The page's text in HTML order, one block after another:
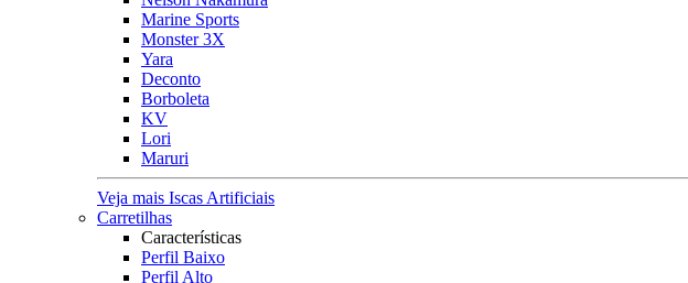
Marine Sports
Monster 3X
Yara
Deconto
Borboleta
KV
Lori
Maruri
Veja mais Iscas Artificiais
Carretilhas
Características
Perfil Baixo
Perfil Alto